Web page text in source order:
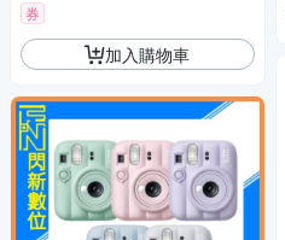
券
加入購物車